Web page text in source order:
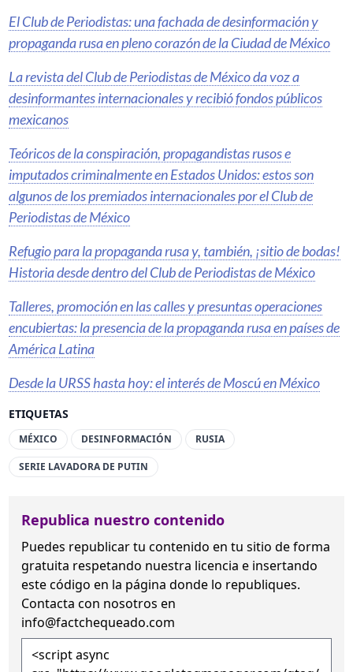
ETIQUETAS
MÉXICO DESINFORMACIÓN RUSIA
SERIE LAVADORA DE PUTIN
El Club de Periodistas: una fachada de desinformación y
propaganda rusa en pleno corazón de la Ciudad de México
La revista del Club de Periodistas de México da voz a
desinformantes internacionales y recibió fondos públicos
mexicanos
Teóricos de la conspiración, propagandistas rusos e
imputados criminalmente en Estados Unidos: estos son
algunos de los premiados internacionales por el Club de
Periodistas de México
Refugio para la propaganda rusa y, también, ¡sitio de bodas!
Historia desde dentro del Club de Periodistas de México
Talleres, promoción en las calles y presuntas operaciones
encubiertas: la presencia de la propaganda rusa en países de
América Latina
Desde la URSS hasta hoy: el interés de Moscú en México
Republica nuestro contenido
Puedes republicar tu contenido en tu sitio de forma
gratuita respetando nuestra licencia e insertando
este código en la página donde lo republiques.
Contacta con nosotros en
info@factchequeado.com